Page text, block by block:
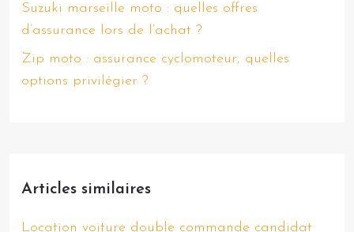
Suzuki marseille moto : quelles offres
d’assurance lors de l’achat ?
Zip moto : assurance cyclomoteur, quelles
options privilégier ?
Articles similaires
Location voiture double commande candidat